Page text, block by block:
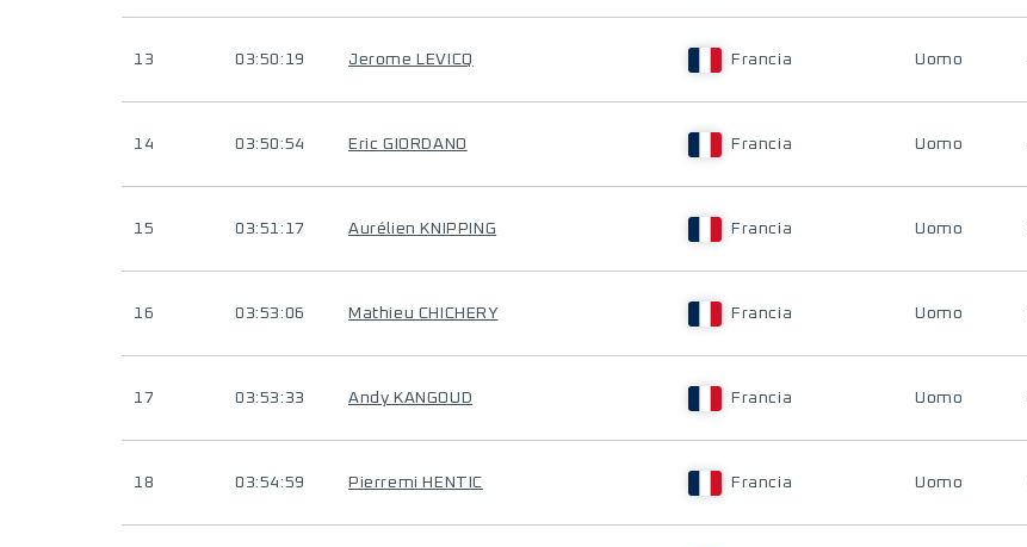
13 03:50:19 Jerome LEVICQ Francia Uomo
14 03:50:54 Eric GIORDANO Francia Uomo
15 03:51:17 Aurélien KNIPPING Francia Uomo
16 03:53:06 Mathieu CHICHERY Francia Uomo
17 03:53:33 Andy KANGOUD Francia Uomo
18 03:54:59 Pierremi HENTIC Francia Uomo